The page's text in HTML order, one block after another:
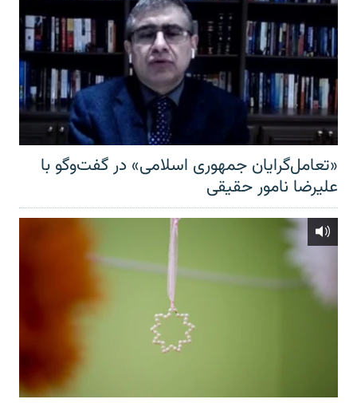
«تعامل‌گرایان جمهوری اسلامی» در گفت‌وگو با
علیرضا نامور حقیقی